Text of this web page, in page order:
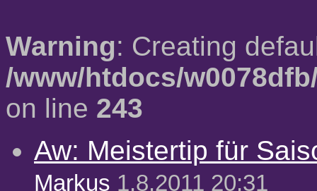
Warning: Creating
/www/htdocs/
on line 243
Aw: Meistertip für
Markus 1.8.2011 20:31